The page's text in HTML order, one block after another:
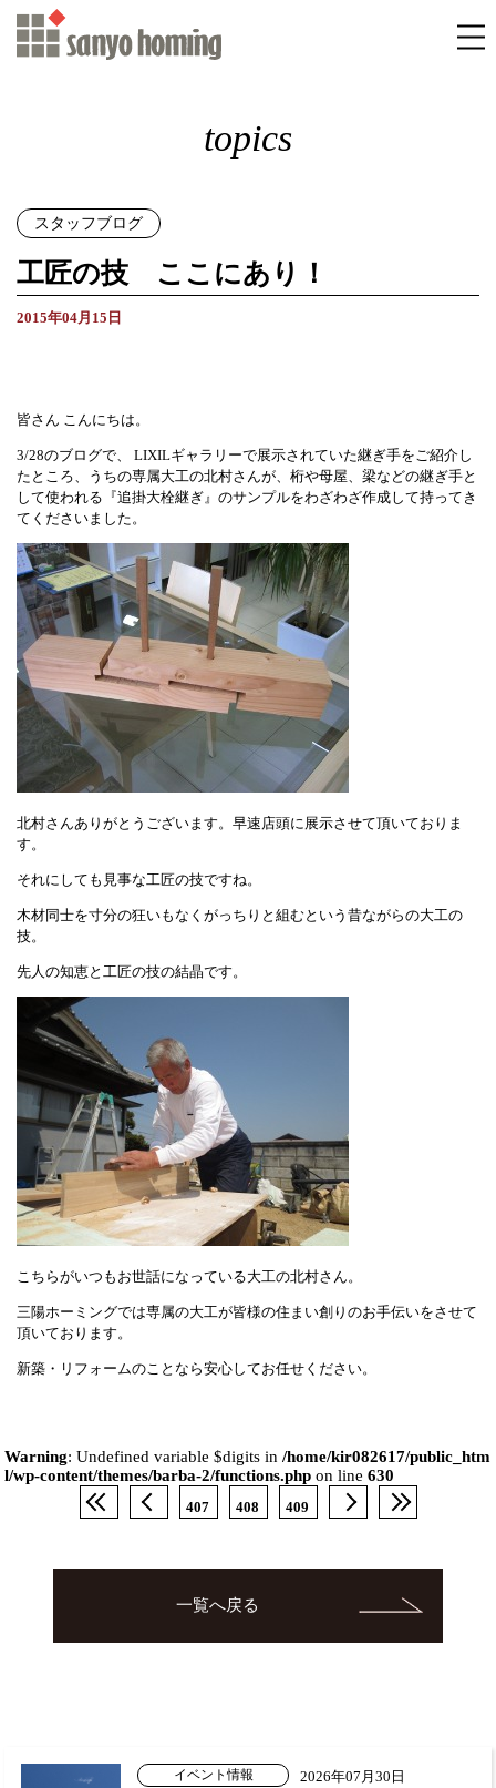
topics
スタッフブログ
工匠の技 ここにあり！
2015年04月15日
皆さん こんにちは。
3/28のブログで、 LIXILギャラリーで展示されていた継ぎ手をご紹介し
たところ、うちの専属大工の北村さんが、桁や母屋、梁などの継ぎ手と
して使われる『追掛大栓継ぎ』のサンプルをわざわざ作成して持ってき
てくださいました。
北村さんありがとうございます。早速店頭に展示させて頂いておりま
す。
それにしても見事な工匠の技ですね。
木材同士を寸分の狂いもなくがっちりと組むという昔ながらの大工の
技。
先人の知恵と工匠の技の結晶です。
こちらがいつもお世話になっている大工の北村さん。
三陽ホーミングでは専属の大工が皆様の住まい創りのお手伝いをさせて
頂いております。
新築・リフォームのことなら安心してお任せください。
Warning: Undefined variable $digits in/home/kir082617/public_htm
l/wp-content/themes/barba-2/functions.php on line630
407 408 409
一覧へ戻る
イベント情報
2026年07月30日